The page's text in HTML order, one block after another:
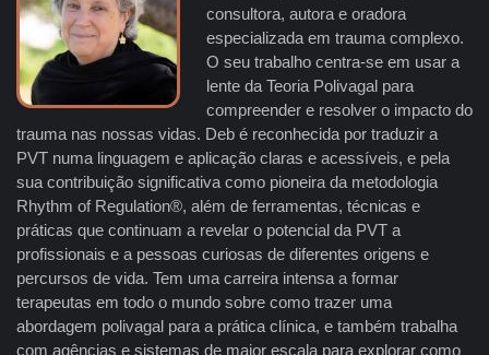
consultora, autora e oradora
especializada em trauma complexo.
O seu trabalho centra-se em usar a
lente da Teoria Polivagal para
compreender e resolver o impacto do
trauma nas nossas vidas. Deb é reconhecida por traduzir a
PVT numa linguagem e aplicação claras e acessíveis, e pela
sua contribuição significativa como pioneira da metodologia
Rhythm of Regulation®, além de ferramentas, técnicas e
práticas que continuam a revelar o potencial da PVT a
profissionais e a pessoas curiosas de diferentes origens e
percursos de vida. Tem uma carreira intensa a formar
terapeutas em todo o mundo sobre como trazer uma
abordagem polivagal para a prática clínica, e também trabalha
com agências e sistemas de maior escala para explorar como